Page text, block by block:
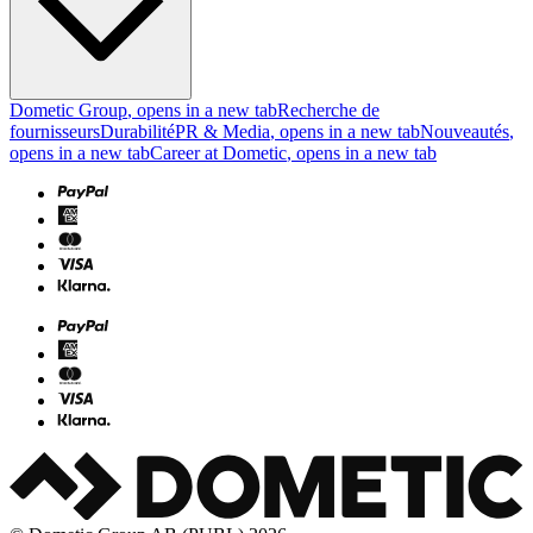
Dometic Group, opens in a new tabRecherche de
fournisseursDurabilitéPR & Media, opens in a new tabNouveautés,
opens in a new tabCareer at Dometic, opens in a new tab